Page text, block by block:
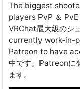
The biggest
players PvP ＆ PvE
VRChat最大級のシ
currently work-in-
Patreon to have
中です。Patreonに
ます。